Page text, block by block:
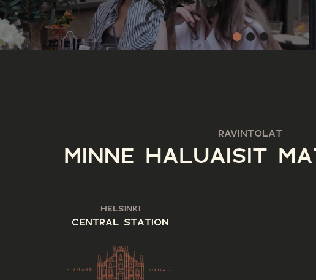
RAVINTOLAT
MINNE HALUAISIT
HELSINKI
CENTRAL STATION